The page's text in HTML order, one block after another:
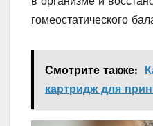
гомеостатического
Смотрите также:
картридж для